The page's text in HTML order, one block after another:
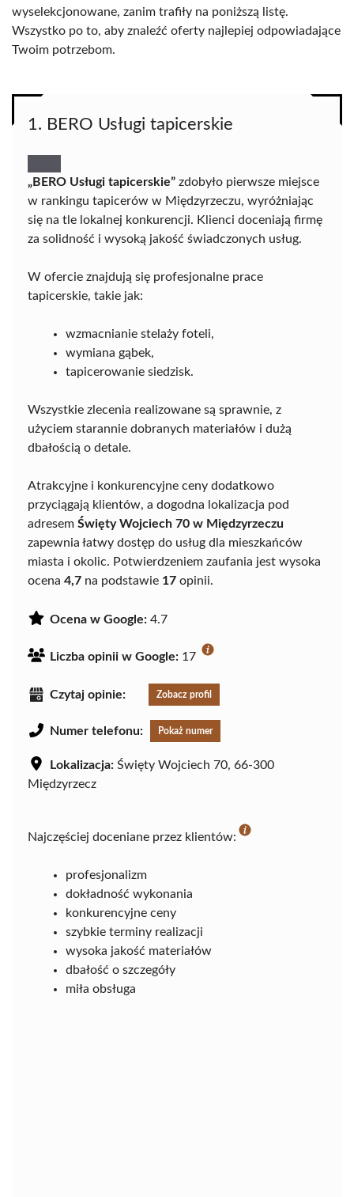
wyselekcjonowane, zanim trafiły na poniższą listę.
Wszystko po to, aby znaleźć oferty najlepiej odpowiadające
Twoim potrzebom.
1. BERO Usługi tapicerskie
„BERO Usługi tapicerskie” zdobyło pierwsze miejsce
w rankingu tapicerów w Międzyrzeczu, wyróżniając
się na tle lokalnej konkurencji. Klienci doceniają firmę
za solidność i wysoką jakość świadczonych usług.
W ofercie znajdują się profesjonalne prace
tapicerskie, takie jak:
wzmacnianie stelaży foteli,
wymiana gąbek,
tapicerowanie siedzisk.
Wszystkie zlecenia realizowane są sprawnie, z
użyciem starannie dobranych materiałów i dużą
dbałością o detale.
Atrakcyjne i konkurencyjne ceny dodatkowo
przyciągają klientów, a dogodna lokalizacja pod
adresem Święty Wojciech 70 w Międzyrzeczu
zapewnia łatwy dostęp do usług dla mieszkańców
miasta i okolic. Potwierdzeniem zaufania jest wysoka
ocena 4,7 na podstawie 17 opinii.
Ocena w Google: 4.7
Liczba opinii w Google: 17
Czytaj opinie: Zobacz profil
Numer telefonu: Pokaż numer
Lokalizacja: Święty Wojciech 70, 66-300
Międzyrzecz
Najczęściej doceniane przez klientów:
profesjonalizm
dokładność wykonania
konkurencyjne ceny
szybkie terminy realizacji
wysoka jakość materiałów
dbałość o szczegóły
miła obsługa